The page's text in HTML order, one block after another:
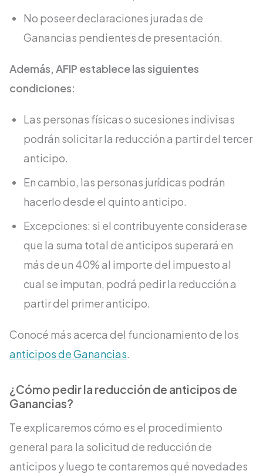
No poseer declaraciones juradas de
Ganancias pendientes de presentación.
Además, AFIP establece las siguientes
condiciones:
Las personas físicas o sucesiones indivisas
podrán solicitar la reducción a partir del tercer
anticipo.
En cambio, las personas jurídicas podrán
hacerlo desde el quinto anticipo.
Excepciones: si el contribuyente considerase
que la suma total de anticipos superará en
más de un 40% al importe del impuesto al
cual se imputan, podrá pedir la reducción a
partir del primer anticipo.
Conocé más acerca del funcionamiento de los
anticipos de Ganancias.
¿Cómo pedir la reducción de anticipos de
Ganancias?
Te explicaremos cómo es el procedimiento
general para la solicitud de reducción de
anticipos y luego te contaremos qué novedades